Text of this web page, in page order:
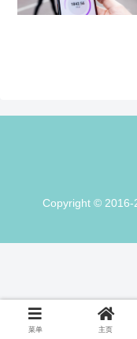
Copyright © 2016-
菜单 主页